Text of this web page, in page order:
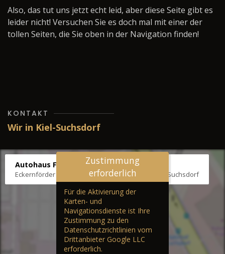
Also, das tut uns jetzt echt leid, aber diese Seite gibt es
leider nicht! Versuchen Sie es doch mal mit einer der
tollen Seiten, die Sie oben in der Navigation finden!
KONTAKT
Wir in Kiel-Suchsdorf
Autohaus Fräter
Eckernförder Str. /Klausbrooker Weg 1, 24107 Kiel-Suchsdorf
Zustimmung
erforderlich
Für die Aktivierung der
Karten- und
Navigationsdienste ist Ihre
Zustimmung zu den
Datenschutzrichtlinien vom
Drittanbieter Google LLC
erforderlich.